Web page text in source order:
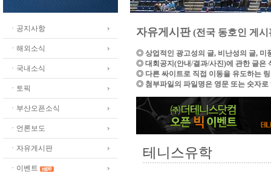
ㆍ공지사항
ㆍ해외소식
ㆍ국내소식
ㆍ토픽
ㆍ부산오픈소식
ㆍ언론보도
ㆍ자유게시판
ㆍ이벤트
자유게시판(전국 동호인 게시
◎ 상업적인 광고성의 글, 비난성의 글, 미
◎ 대회공지(안내/결과/사진)에 관한 글은
◎ 다른 싸이트로 직접 이동을 유도하는
◎ 첨부파일의 파일명은 영문 또는 숫자로
테니스유학